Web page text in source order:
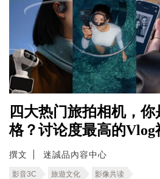
四大热门旅拍相机，
格？讨论度最高的
撰文 迷誠品內容中心
影音3C 旅遊文化 影像共读